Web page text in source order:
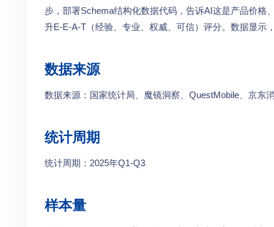
步，部署Schema结构化数据代码，告诉AI这是产品价
升E-E-A-T（经验、专业、权威、可信）评分。数据显
数据来源
数据来源：国家统计局、魔镜洞察、QuestMobile、京东
统计周期
统计周期：2025年Q1-Q3
样本量